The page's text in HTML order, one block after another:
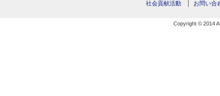
社会貢献活動
お問い合
Copyright © 2014